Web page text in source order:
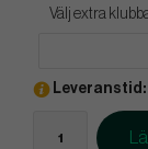
Välj extra